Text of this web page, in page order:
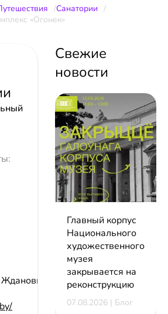
Санатории
«Огонек»
Свежие
новости
Главный корпус
Национального
художественного
музея
закрывается на
реконструкцию
07.08.2026 | Блог